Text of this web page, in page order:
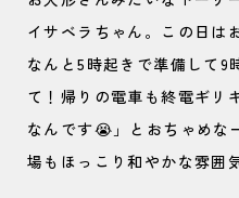
イサベラちゃん。この日は
なんと5時起きで準備して9
て！帰りの電車も終電ギリ
なんです😭」とおちゃめ
場もほっこり和やかな雰囲